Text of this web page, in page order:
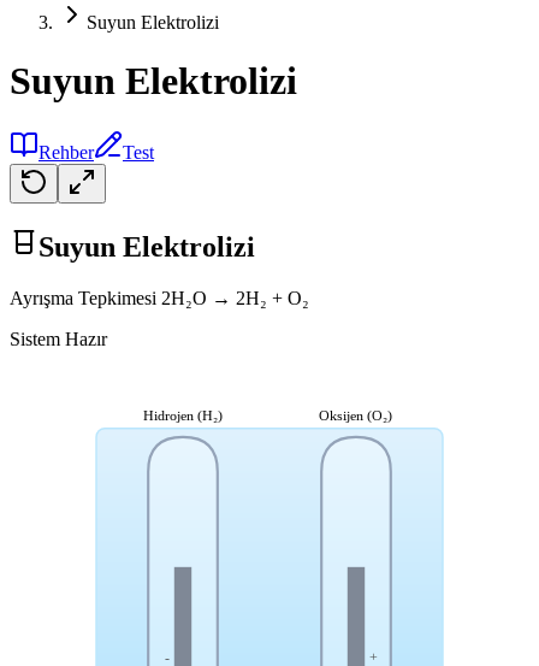
Suyun Elektrolizi
Suyun Elektrolizi
Rehber Test
Suyun Elektrolizi
Ayrışma Tepkimesi 2H₂O → 2H₂ + O₂
Sistem Hazır
- +
Hidrojen (H₂) Oksijen (O₂)